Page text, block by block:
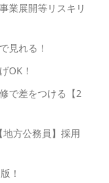
業展開等リスキリ
見れる！
OK！
で差をつける【2
地方公務員】採用
！